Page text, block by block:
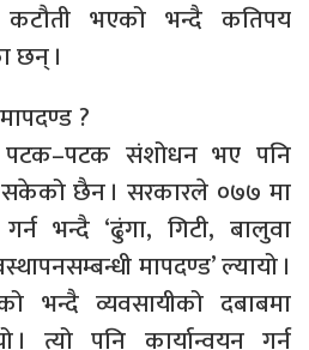
भएको भन्दै कतिपय
छन् ।
?
पटक–पटक संशोधन भए पनि
सकेको छैन । सरकारले ०७७ मा
भन्दै ‘ढुंगा, गिटी, बालुवा
मापदण्ड’ ल्यायो ।
भन्दै व्यवसायीको दबाबमा
त्यो पनि कार्यान्वयन गर्न